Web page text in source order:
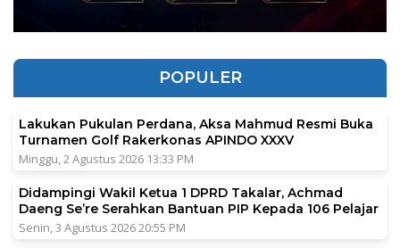
POPULER
Lakukan Pukulan Perdana, Aksa Mahmud Resmi Buka
Turnamen Golf Rakerkonas APINDO XXXV
Minggu, 2 Agustus 2026 13:33 PM
Didampingi Wakil Ketua 1 DPRD Takalar, Achmad
Daeng Se’re Serahkan Bantuan PIP Kepada 106 Pelajar
Senin, 3 Agustus 2026 20:55 PM